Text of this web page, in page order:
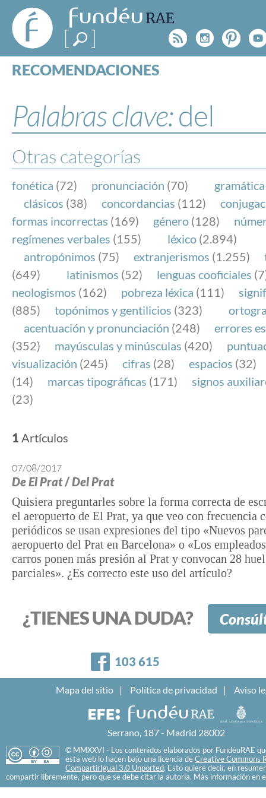
FundéuRAE
- Fundación
del Español
Urgente
Rss
RECOMENDACIONES
ESPECIALES
BLOG
NOTICIAS
SOBRE LA FUNDÉURAE
FundéuRAE es una fundación patrocinada por la
y la Real Academia Española, cuyo objetivo es
el buen uso del español en los medios de
Internet.
Palabras clave:del
Otras categorías
fonética (72) pronunciación (70) gramática
clásicos (38) concordancias (112)
formas incorrectas (169) género (128)
regímenes verbales (155) léxico (2.894)
antropónimos (75) extranjerismos (1.255)
(649)
latinismos (52) lenguas cooficiales
neologismos (162) pobreza léxica (111)
(885)
topónimos y gentilicios (323)
acentuación y pronunciación (248)
errores
(352)
mayúsculas y minúsculas (420)
visualización (245) cifras (28) espacios (32)
(14)
marcas tipográficas (171)
signos
(23)
1 Artículos
07/08/2017
De El Prat/Del Prat
Quisiera preguntarles sobre la forma correcta de
el aeropuerto de El Prat, ya que veo con frecuencia
periódicos se usan expresiones del tipo «Nuevos
aeropuerto del Prat en Barcelona» o «Los
carros ponen más presión al Prat y convocan 28
parciales». ¿Es correcto este uso del artículo?
¿TIENES UNA DUDA?
Facebook
103 615
Mapa del sitio Política de privacidad Aviso
Serrano, 187 - Madrid 28002
© MMXXVI - Los contenidos elaborados por FundéuRAE
esta web lo hacen bajo una licencia de Creative Commons
CompartirIgual 3.0 Unported. Esto quiere decir, en
compartir libremente, pero que se debe citar la autoría. Más información en